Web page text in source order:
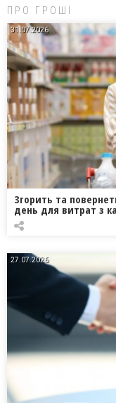
ПРО ГРОШІ
31.07.2026
Згорить та
день для витрат з
27.07.2026